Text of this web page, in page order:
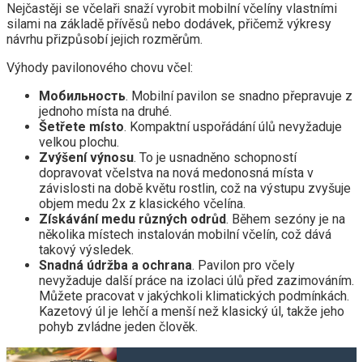
Nejčastěji se včelaři snaží vyrobit mobilní včelíny vlastními
silami na základě přívěsů nebo dodávek, přičemž výkresy
návrhu přizpůsobí jejich rozměrům.
Výhody pavilonového chovu včel:
Мобильность. Mobilní pavilon se snadno přepravuje z
jednoho místa na druhé.
Šetřete místo. Kompaktní uspořádání úlů nevyžaduje
velkou plochu.
Zvýšení výnosu. To je usnadněno schopností
dopravovat včelstva na nová medonosná místa v
závislosti na době květu rostlin, což na výstupu zvyšuje
objem medu 2x z klasického včelína.
Získávání medu různých odrůd. Během sezóny je na
několika místech instalován mobilní včelín, což dává
takový výsledek.
Snadná údržba a ochrana. Pavilon pro včely
nevyžaduje další práce na izolaci úlů před zazimováním.
Můžete pracovat v jakýchkoli klimatických podmínkách.
Kazetový úl je lehčí a menší než klasický úl, takže jeho
pohyb zvládne jeden člověk.